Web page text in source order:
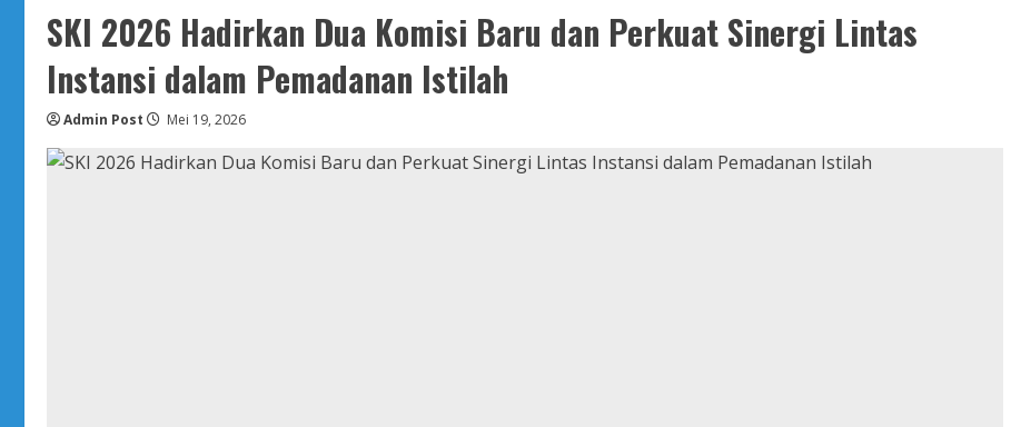
Relaksasi
Dana
2026,
Jaga
Layanan
di
Daerah
SKI 2026 Hadirkan Dua Komisi Baru dan Perkuat Sinergi Lintas
Instansi dalam Pemadanan Istilah
Admin Post Mei 19, 2026